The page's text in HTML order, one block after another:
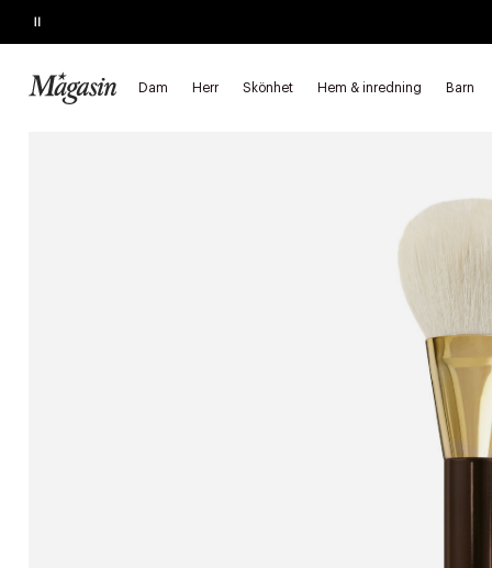
Pause
Dam Herr Skönhet Hem & inredning Barn
KÖP 2, SPARA 20%
Startsida Skönhet Makeup Makeuptillbehör